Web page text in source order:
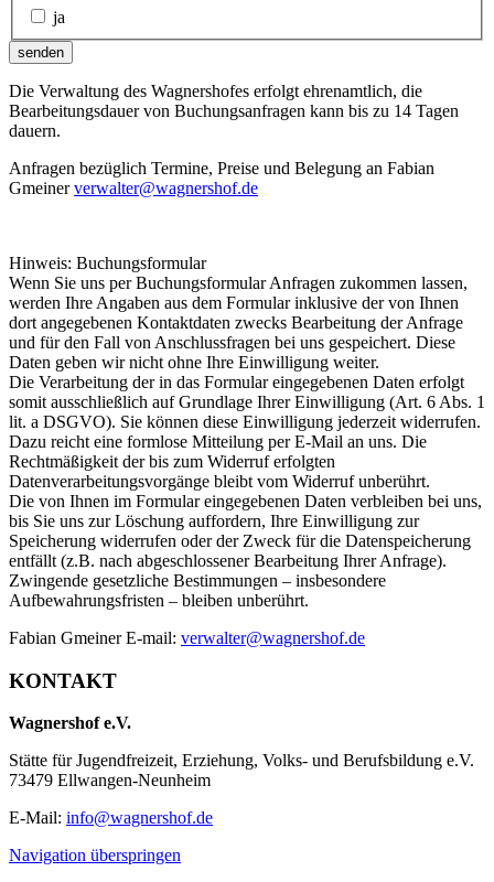
ja
senden
Die Verwaltung des Wagnershofes erfolgt ehrenamtlich, die
Bearbeitungsdauer von Buchungsanfragen kann bis zu 14 Tagen
dauern.
Anfragen bezüglich Termine, Preise und Belegung an Fabian
Gmeinerverwalter@wagnershof.de
Hinweis: Buchungsformular
Wenn Sie uns per Buchungsformular Anfragen zukommen lassen,
werden Ihre Angaben aus dem Formular inklusive der von Ihnen
dort angegebenen Kontaktdaten zwecks Bearbeitung der Anfrage
und für den Fall von Anschlussfragen bei uns gespeichert. Diese
Daten geben wir nicht ohne Ihre Einwilligung weiter.
Die Verarbeitung der in das Formular eingegebenen Daten erfolgt
somit ausschließlich auf Grundlage Ihrer Einwilligung (Art. 6 Abs. 1
lit. a DSGVO). Sie können diese Einwilligung jederzeit widerrufen.
Dazu reicht eine formlose Mitteilung per E-Mail an uns. Die
Rechtmäßigkeit der bis zum Widerruf erfolgten
Datenverarbeitungsvorgänge bleibt vom Widerruf unberührt.
Die von Ihnen im Formular eingegebenen Daten verbleiben bei uns,
bis Sie uns zur Löschung auffordern, Ihre Einwilligung zur
Speicherung widerrufen oder der Zweck für die Datenspeicherung
entfällt (z.B. nach abgeschlossener Bearbeitung Ihrer Anfrage).
Zwingende gesetzliche Bestimmungen – insbesondere
Aufbewahrungsfristen – bleiben unberührt.
Fabian Gmeiner E-mail: verwalter@wagnershof.de
KONTAKT
Wagnershof e.V.
Stätte für Jugendfreizeit, Erziehung, Volks- und Berufsbildung e.V.
73479 Ellwangen-Neunheim
E-Mail: info@wagnershof.de
Navigation überspringen